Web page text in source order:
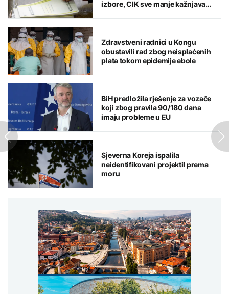
izbore, CIK sve manje kažnjava
Zdravstveni radnici u Kongu
obustavili rad zbog neisplaćenih
plata tokom epidemije ebole
BiH predložila rješenje za vozače
koji zbog pravila 90/180 dana
imaju probleme u EU
Sjeverna Koreja ispalila
neidentifikovani projektil prema
moru